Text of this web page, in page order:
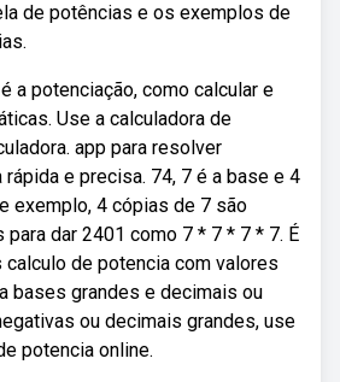
de potências e os exemplos de
a potenciação, como calcular e
Use a calculadora de
app para resolver
e precisa. 74, 7 é a base e 4
exemplo, 4 cópias de 7 são
dar 2401 como 7 * 7 * 7 * 7. É
de potencia com valores
bases grandes e decimais ou
ou decimais grandes, use
potencia online.